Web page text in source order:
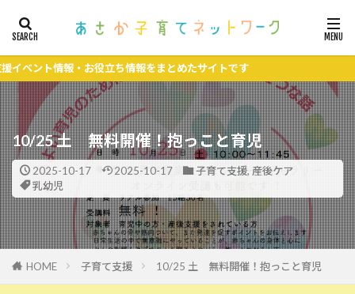
ント情報・お役立ち情報をまとめたサイトです
10/25 土 無料開催！抱っこと育児
2025-10-17 2025-10-17 子育て支援, 産後ケア
乳幼児
HOME 子育て支援 10/25 土 無料開催！抱っこと育児